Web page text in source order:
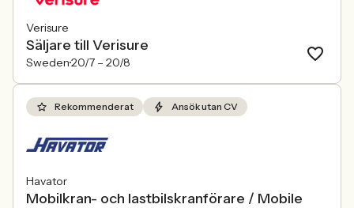
Verisure
Säljare till Verisure
Sweden20/7 – 20/8
Rekommenderat Ansök utan CV
Havator
Mobilkran- och lastbilskranförare / Mobile